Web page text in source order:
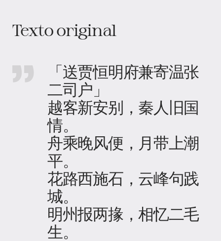
Texto original
「送贾恒明府兼寄温张
二司户」
越客新安别，秦人旧国
情。
舟乘晚风便，月带上潮
平。
花路西施石，云峰句践
城。
明州报两掾，相忆二毛
生。